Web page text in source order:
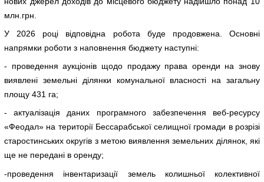
млн.грн.
У 2026 році відповідна робота буде продовжена. Основні
напрямки роботи з наповнення бюджету наступні:
- проведення аукціонів щодо продажу права оренди на знову
виявлені земельні ділянки комунальної власності на загальну
площу 431 га;
- актуалізація даних програмного забезпечення веб-ресурсу
«Феодал» на території Бессарабської селищної громади в розрізі
старостинських округів з метою виявлення земельних ділянок, які
ще не передані в оренду;
-проведення інвентаризації земель колишньої колективної